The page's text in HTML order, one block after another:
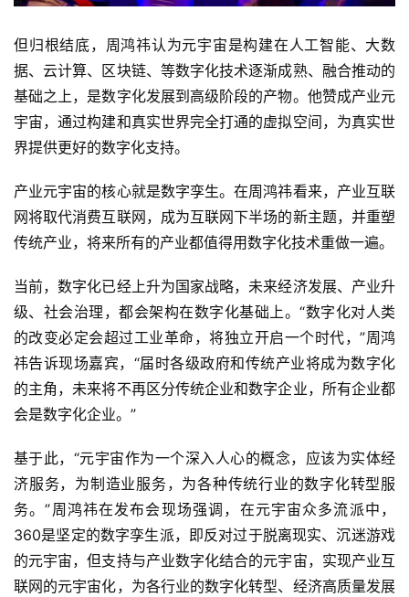
但归根结底，周鸿祎认为元宇宙是构建在人工智能、大数
据、云计算、区块链、等数字化技术逐渐成熟、融合推动的
基础之上，是数字化发展到高级阶段的产物。他赞成产业元
宇宙，通过构建和真实世界完全打通的虚拟空间，为真实世
界提供更好的数字化支持。
产业元宇宙的核心就是数字孪生。在周鸿祎看来，产业互联
网将取代消费互联网，成为互联网下半场的新主题，并重塑
传统产业，将来所有的产业都值得用数字化技术重做一遍。
当前，数字化已经上升为国家战略，未来经济发展、产业升
级、社会治理，都会架构在数字化基础上。“数字化对人类
的改变必定会超过工业革命，将独立开启一个时代，”周鸿
祎告诉现场嘉宾，“届时各级政府和传统产业将成为数字化
的主角，未来将不再区分传统企业和数字企业，所有企业都
会是数字化企业。”
基于此，“元宇宙作为一个深入人心的概念，应该为实体经
济服务，为制造业服务，为各种传统行业的数字化转型服
务。”周鸿祎在发布会现场强调，在元宇宙众多流派中，
360是坚定的数字孪生派，即反对过于脱离现实、沉迷游戏
的元宇宙，但支持与产业数字化结合的元宇宙，实现产业互
联网的元宇宙化，为各行业的数字化转型、经济高质量发展